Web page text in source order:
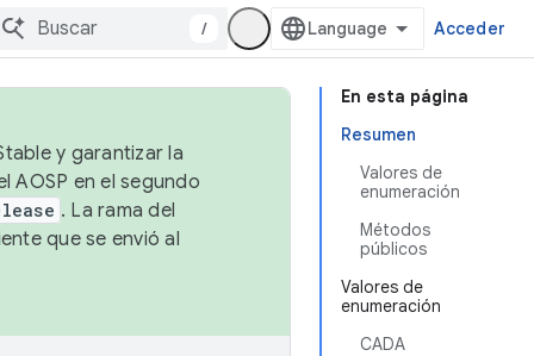
/ Acceder
En esta página
Resumen
Valores de
enumeración
Métodos
públicos
Valores de
enumeración
CADA
y garantizar la
AOSP en el segundo
. La rama del
que se envió al